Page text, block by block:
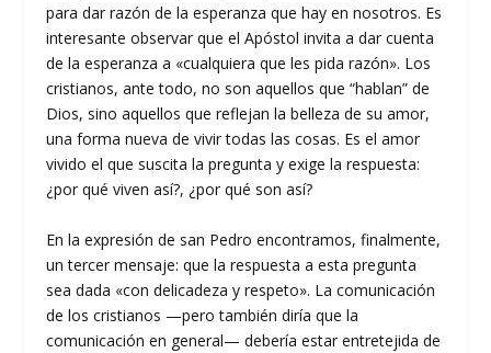
para dar razón de la esperanza que hay en nosotros. Es
interesante observar que el Apóstol invita a dar cuenta
de la esperanza a «cualquiera que les pida razón». Los
cristianos, ante todo, no son aquellos que “hablan” de
Dios, sino aquellos que reflejan la belleza de su amor,
una forma nueva de vivir todas las cosas. Es el amor
vivido el que suscita la pregunta y exige la respuesta:
¿por qué viven así?, ¿por qué son así?
En la expresión de san Pedro encontramos, finalmente,
un tercer mensaje: que la respuesta a esta pregunta
sea dada «con delicadeza y respeto». La comunicación
de los cristianos —pero también diría que la
comunicación en general— debería estar entretejida de